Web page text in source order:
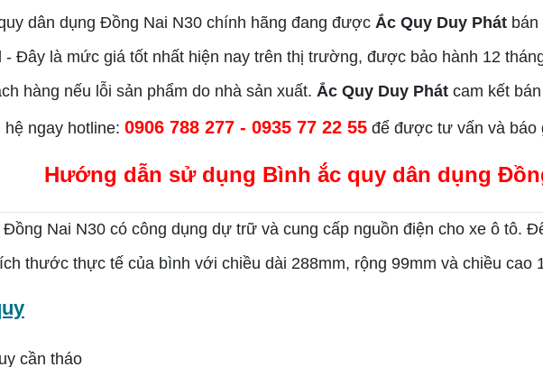
dân dụng Đồng Nai N30 chính hãng đang được Ắc Quy Duy Phát
- Đây là mức giá tốt nhất hiện nay trên thị trường, được bảo hành 12
hàng nếu lỗi sản phẩm do nhà sản xuất. Ắc Quy Duy Phát cam kết
ngay hotline: 0906 788 277 - 0935 77 22 55 để được tư vấn và báo
Hướng dẫn sử dụng Bình ắc quy dân dụng
Đồng Nai N30 có công dụng dự trữ và cung cấp nguồn điện cho xe ô tô.
thước thực tế của bình với chiều dài 288mm, rộng 99mm và chiều cao
cần tháo